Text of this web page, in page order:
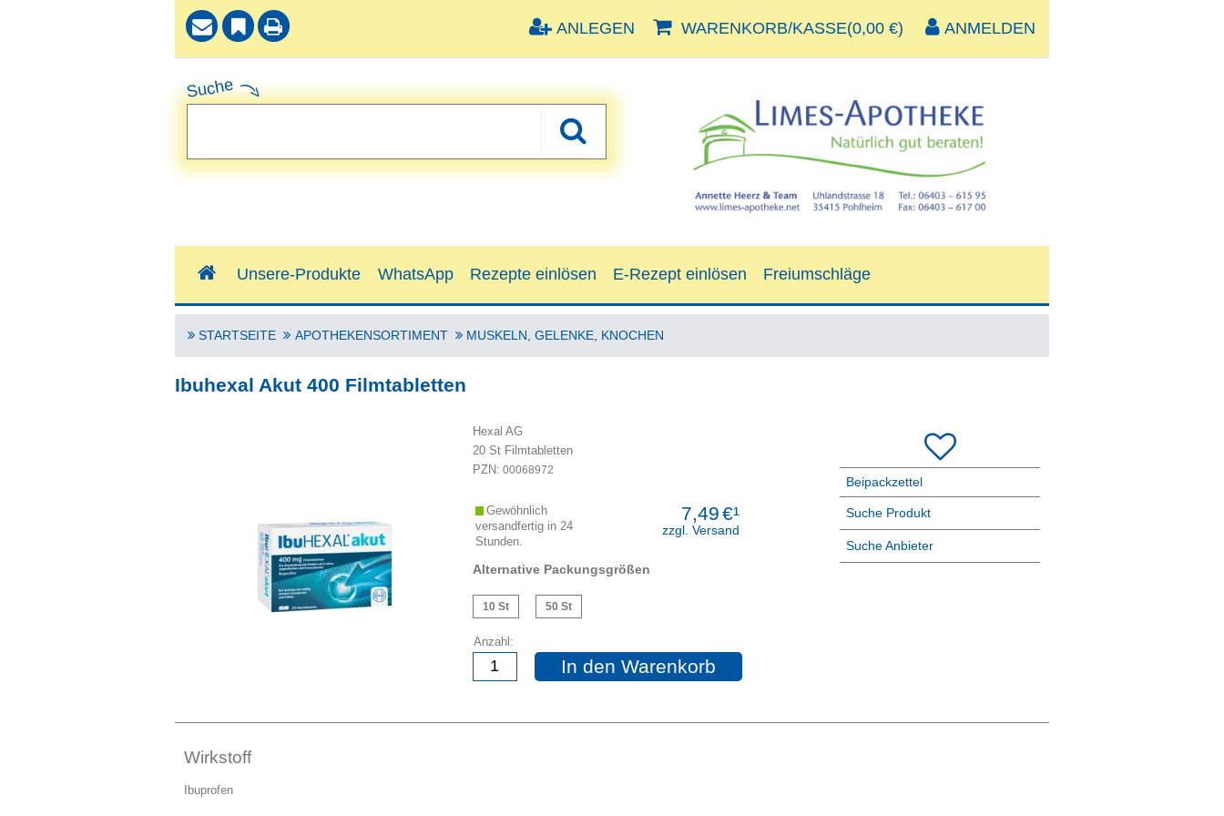
Suche
ANLEGEN WARENKORB/KASSE(0,00 €) ANMELDEN
Unsere-Produkte WhatsApp Rezepte einlösen E-Rezept einlösen Freiumschläge
STARTSEITE APOTHEKENSORTIMENT MUSKELN, GELENKE, KNOCHEN
Ibuhexal Akut 400 Filmtabletten
Hexal AG
20 StFilmtabletten
PZN: 00068972
7,49€¹
zzgl. Versand
Gewöhnlich
versandfertig in 24
Stunden.
Alternative Packungsgrößen
10 St 50 St
Anzahl:
In den Warenkorb
Beipackzettel
Suche Produkt
Suche Anbieter
Wirkstoff
Ibuprofen